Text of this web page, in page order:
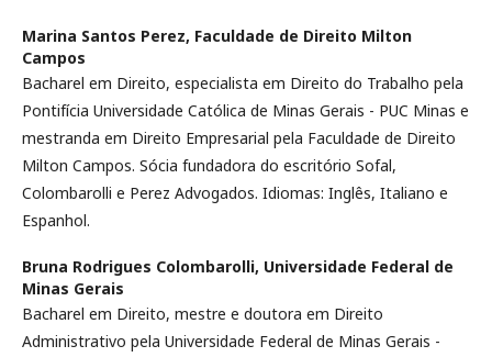
Marina Santos Perez, Faculdade de Direito Milton
Campos
Bacharel em Direito, especialista em Direito do Trabalho pela
Pontifícia Universidade Católica de Minas Gerais - PUC Minas e
mestranda em Direito Empresarial pela Faculdade de Direito
Milton Campos. Sócia fundadora do escritório Sofal,
Colombarolli e Perez Advogados. Idiomas: Inglês, Italiano e
Espanhol.
Bruna Rodrigues Colombarolli, Universidade Federal de
Minas Gerais
Bacharel em Direito, mestre e doutora em Direito
Administrativo pela Universidade Federal de Minas Gerais -